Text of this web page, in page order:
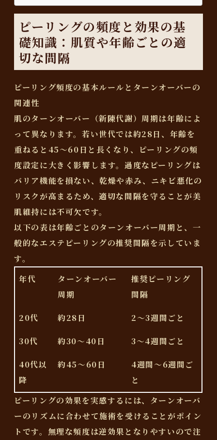
ピーリングの頻度と効果の基
礎知識：肌質や年齢ごとの適
切な間隔
ピーリング頻度の基本ルールとターンオーバーの
関連性
肌のターンオーバー（新陳代謝）周期は年齢によ
って異なります。若い世代では約28日、年齢を
重ねると45〜60日と長くなり、ピーリングの頻
度設定に大きく影響します。 過度なピーリングは
バリア機能を損ない、乾燥や赤み、ニキビ悪化の
リスクが高まるため、適切な間隔を守ることが美
肌維持には不可欠です。
以下の表は年齢ごとのターンオーバー周期と、一
般的なエステピーリングの推奨間隔を示していま
す。
年代
ターンオーバー
周期
推奨ピーリング
間隔
20代 約28日 2〜3週間ごと
30代 約30〜40日 3〜4週間ごと
40代以
降
約45〜60日
4週間〜6週間ご
と
ピーリングの効果を実感するには、ターンオーバ
ーのリズムに合わせて施術を受けることがポイン
トです。無理な頻度は逆効果となりやすいので注